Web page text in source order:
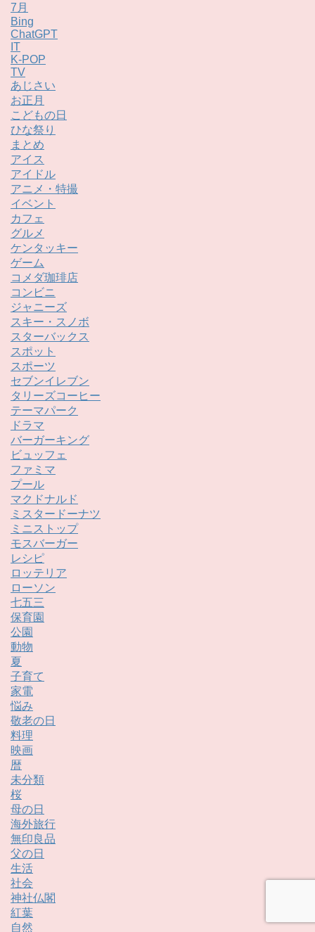
7月
Bing
ChatGPT
IT
K-POP
TV
あじさい
お正月
こどもの日
ひな祭り
まとめ
アイス
アイドル
アニメ・特撮
イベント
カフェ
グルメ
ケンタッキー
ゲーム
コメダ珈琲店
コンビニ
ジャニーズ
スキー・スノボ
スターバックス
スポット
スポーツ
セブンイレブン
タリーズコーヒー
テーマパーク
ドラマ
バーガーキング
ビュッフェ
ファミマ
プール
マクドナルド
ミスタードーナツ
ミニストップ
モスバーガー
レシピ
ロッテリア
ローソン
七五三
保育園
公園
動物
夏
子育て
家電
悩み
敬老の日
料理
映画
暦
未分類
桜
母の日
海外旅行
無印良品
父の日
生活
社会
神社仏閣
紅葉
自然